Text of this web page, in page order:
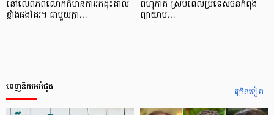
នៅលើពិភពលោកក៏មានការរីកដុះដាល
ខ្លាំងផងដែរ។ ជាមួយគ្នា…
ពហុភាគី ស្របពេលប្រទេសចិនកំពុង
ព្យាយាម…
ច្រើនទៀត
ពេញនិយមបំផុត